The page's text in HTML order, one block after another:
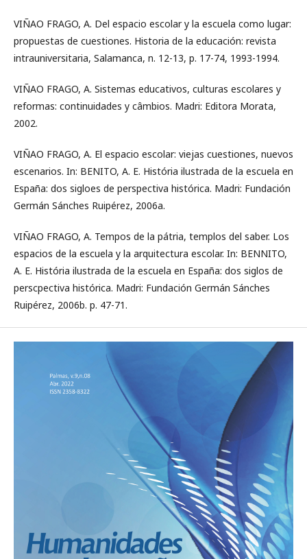
VIÑAO FRAGO, A. Del espacio escolar y la escuela como lugar:
propuestas de cuestiones. Historia de la educación: revista
intrauniversitaria, Salamanca, n. 12-13, p. 17-74, 1993-1994.
VIÑAO FRAGO, A. Sistemas educativos, culturas escolares y
reformas: continuidades y câmbios. Madri: Editora Morata,
2002.
VIÑAO FRAGO, A. El espacio escolar: viejas cuestiones, nuevos
escenarios. In: BENITO, A. E. História ilustrada de la escuela en
España: dos sigloes de perspectiva histórica. Madri: Fundación
Germán Sánches Ruipérez, 2006a.
VIÑAO FRAGO, A. Tempos de la pátria, templos del saber. Los
espacios de la escuela y la arquitectura escolar. In: BENNITO,
A. E. História ilustrada de la escuela en España: dos siglos de
perscpectiva histórica. Madri: Fundación Germán Sánches
Ruipérez, 2006b. p. 47-71.